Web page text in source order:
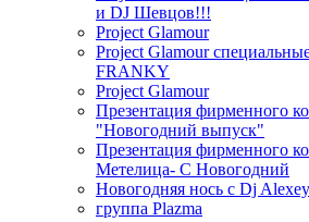
и DJ Шевцов!!!
Project Glamour
Project Glamour
FRANKY
Project Glamour
Презентация фирменного
"Новогодний выпуск"
Презентация фирменного
Метелица- С Новогодний
Новогодняя нось с Dj
группа Plazma